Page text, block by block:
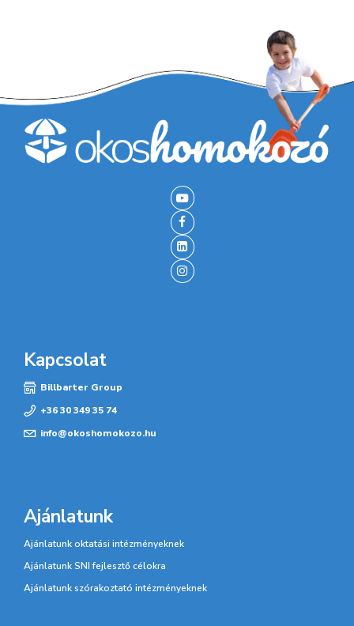
Kapcsolat
Billbarter Group
+36 30 349 35 74
info@okoshomokozo.hu
Ajánlatunk
Ajánlatunk oktatási intézményeknek
Ajánlatunk SNI fejlesztő célokra
Ajánlatunk szórakoztató intézményeknek